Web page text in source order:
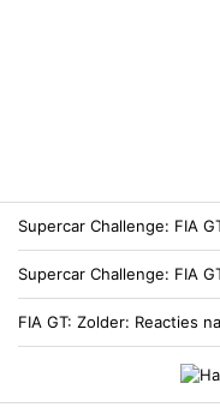
Supercar Challenge FIA
Supercar Challenge FIA
FIA GT Zolder: Reacties